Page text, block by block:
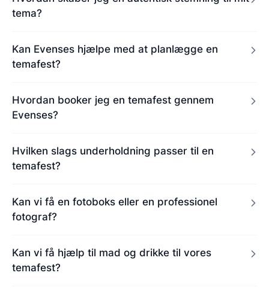
tema?
Kan Evenses hjælpe med at planlægge en
temafest?
Hvordan booker jeg en temafest gennem
Evenses?
Hvilken slags underholdning passer til en
temafest?
Kan vi få en fotoboks eller en professionel
fotograf?
Kan vi få hjælp til mad og drikke til vores
temafest?